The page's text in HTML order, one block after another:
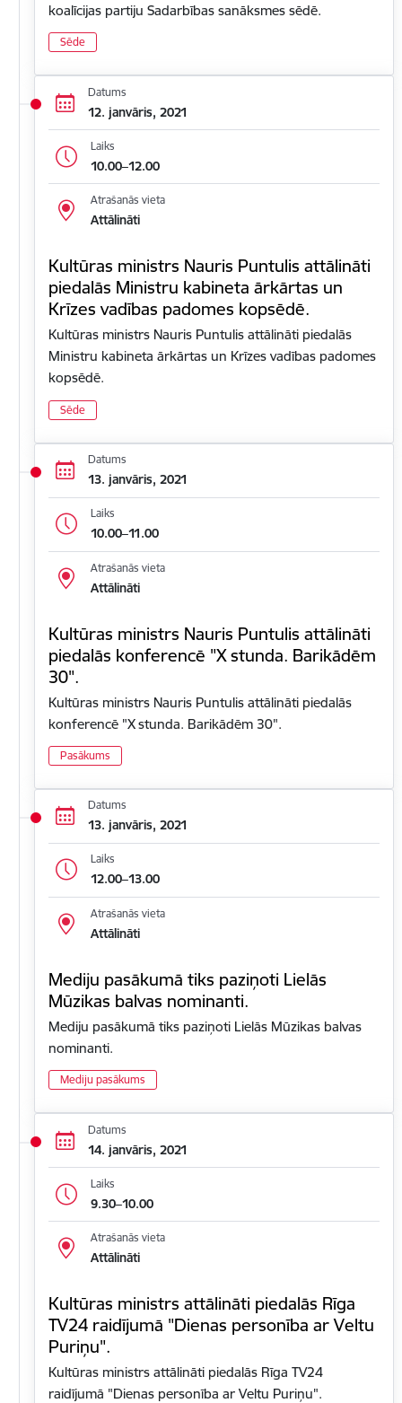
koalīcijas partiju Sadarbības sanāksmes sēdē.
Sēde
Datums
12. janvāris, 2021
Laiks
10.00–12.00
Atrašanās vieta
Attālināti
Kultūras ministrs Nauris Puntulis attālināti
piedalās Ministru kabineta ārkārtas un
Krīzes vadības padomes kopsēdē.
Kultūras ministrs Nauris Puntulis attālināti piedalās
Ministru kabineta ārkārtas un Krīzes vadības padomes
kopsēdē.
Sēde
Datums
13. janvāris, 2021
Laiks
10.00–11.00
Atrašanās vieta
Attālināti
Kultūras ministrs Nauris Puntulis attālināti
piedalās konferencē "X stunda. Barikādēm
30".
Kultūras ministrs Nauris Puntulis attālināti piedalās
konferencē "X stunda. Barikādēm 30".
Pasākums
Datums
13. janvāris, 2021
Laiks
12.00–13.00
Atrašanās vieta
Attālināti
Mediju pasākumā tiks paziņoti Lielās
Mūzikas balvas nominanti.
Mediju pasākumā tiks paziņoti Lielās Mūzikas balvas
nominanti.
Mediju pasākums
Datums
14. janvāris, 2021
Laiks
9.30–10.00
Atrašanās vieta
Attālināti
Kultūras ministrs attālināti piedalās Rīga
TV24 raidījumā "Dienas personība ar Veltu
Puriņu".
Kultūras ministrs attālināti piedalās Rīga TV24
raidījumā "Dienas personība ar Veltu Puriņu".